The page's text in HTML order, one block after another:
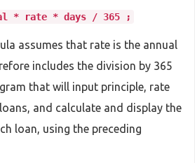
* rate * days / 365 ;
assumes that rate is the annual
includes the division by 365
that will input principle, rate
and calculate and display the
loan, using the preceding